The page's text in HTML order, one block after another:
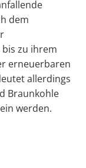
dem
zu ihrem
erneuerbaren
allerdings
Braunkohle
werden.